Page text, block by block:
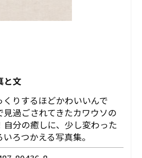
と文
くりするほどかわいいんで
過ごされてきたカワウソの
自分の癒しに、少し変わった
ろつかえる写真集。